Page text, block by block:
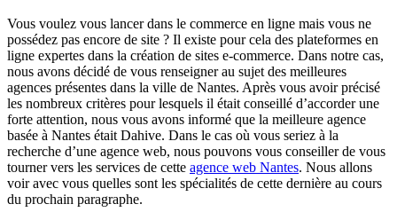
Vous voulez vous lancer dans le commerce en ligne mais vous ne
possédez pas encore de site ? Il existe pour cela des plateformes en
ligne expertes dans la création de sites e-commerce. Dans notre cas,
nous avons décidé de vous renseigner au sujet des meilleures
agences présentes dans la ville de Nantes. Après vous avoir précisé
les nombreux critères pour lesquels il était conseillé d’accorder une
forte attention, nous vous avons informé que la meilleure agence
basée à Nantes était Dahive. Dans le cas où vous seriez à la
recherche d’une agence web, nous pouvons vous conseiller de vous
tourner vers les services de cette agence web Nantes. Nous allons
voir avec vous quelles sont les spécialités de cette dernière au cours
du prochain paragraphe.